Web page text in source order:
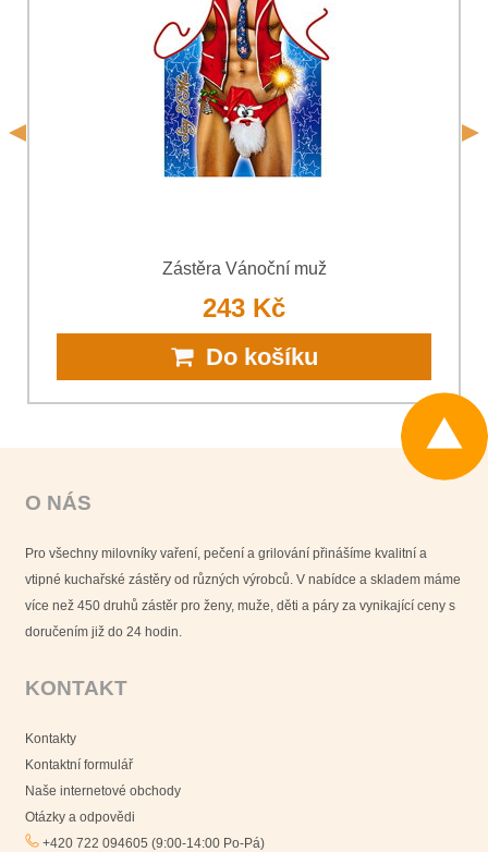
odeslání formuláře. Seznámil jsem se s podmínkami
společnosti Bomba s.r.o.*
Zástěra Vánoční muž
243 Kč
Do košíku
O NÁS
Pro všechny milovníky vaření, pečení a grilování přinášíme kvalitní a
vtipné kuchařské zástěry od různých výrobců. V nabídce a skladem máme
více než 450 druhů zástěr pro ženy, muže, děti a páry za vynikající ceny s
doručením již do 24 hodin.
KONTAKT
Kontakty
Kontaktní formulář
Naše internetové obchody
Otázky a odpovědi
+420 722 094605 (9:00-14:00 Po-Pá)